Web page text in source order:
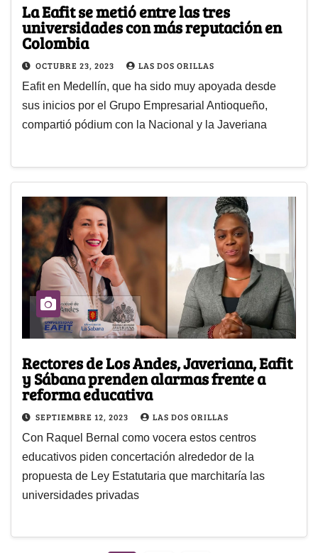
La Eafit se metió entre las tres
universidades con más reputación en
Colombia
OCTUBRE 23, 2023 LAS DOS ORILLAS
Eafit en Medellín, que ha sido muy apoyada desde
sus inicios por el Grupo Empresarial Antioqueño,
compartió pódium con la Nacional y la Javeriana
Rectores de Los Andes, Javeriana, Eafit
y Sábana prenden alarmas frente a
reforma educativa
SEPTIEMBRE 12, 2023 LAS DOS ORILLAS
Con Raquel Bernal como vocera estos centros
educativos piden concertación alrededor de la
propuesta de Ley Estatutaria que marchitaría las
universidades privadas